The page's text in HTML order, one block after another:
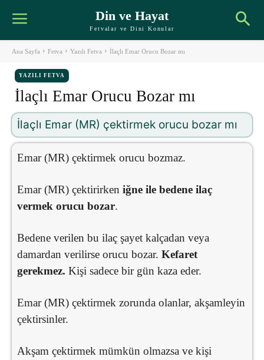
Din ve Hayat
Fetvalar ve Dini Konular
Ana Sayfa Fetva Yazılı Fetva İlaçlı Emar Orucu Bozar mı
YAZILI FETVA
İlaçlı Emar Orucu Bozar mı
İlaçlı Emar (MR) çektirmek orucu bozar mı
Emar (MR) çektirmek orucu bozmaz.
Emar (MR) çektirirken iğne ile bedene ilaç
vermek orucu bozar.
Bedene verilen bu ilaç şayet kalçadan veya
damardan verilirse orucu bozar. Kefaret
gerekmez. Kişi sadece bir gün kaza eder.
Emar (MR) çektirmek zorunda olanlar, akşamleyin
çektirsinler.
Akşam çektirmek mümkün olmazsa ve kişi